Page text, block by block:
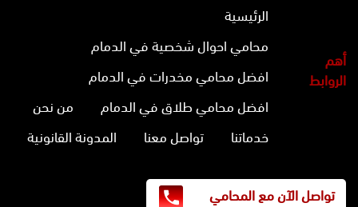
أهم
الروابط
الرئيسية
محامي احوال شخصية في الدمام
افضل محامي مخدرات في الدمام
افضل محامي طلاق في الدمام
من نحن
خدماتنا
تواصل معنا المدونة القانونية
تواصل الآن مع المحامي